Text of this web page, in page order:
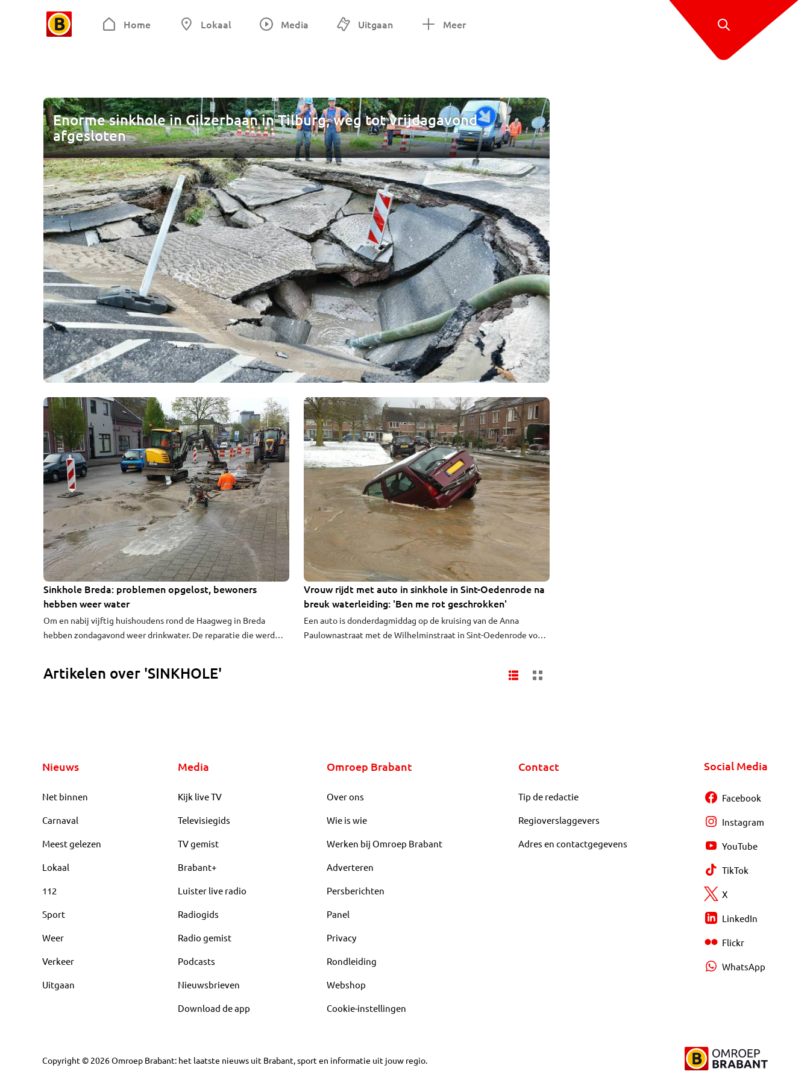
Home Lokaal Media Uitgaan Meer
Enorme sinkhole in Gilzerbaan in Tilburg, weg tot vrijdagavond
afgesloten
Sinkhole Breda: problemen opgelost, bewoners
hebben weer water
Om en nabij vijftig huishoudens rond de Haagweg in Breda
hebben zondagavond weer drinkwater. De reparatie die werd
Vrouw rijdt met auto in sinkhole in Sint-Oedenrode na
breuk waterleiding: 'Ben me rot geschrokken'
Een auto is donderdagmiddag op de kruising van de Anna
Paulownastraat met de Wilhelminstraat in Sint-Oedenrode voor
een meter diep. De bestuurster van de auto raakte niet gewond,
1:18
Artikelen over 'SINKHOLE'
Nieuws
Net binnen
Carnaval
Meest gelezen
Lokaal
112
Sport
Weer
Verkeer
Uitgaan
Media
Kijk live TV
Televisiegids
TV gemist
Brabant+
Luister live radio
Radiogids
Radio gemist
Podcasts
Nieuwsbrieven
Download de app
Omroep Brabant
Over ons
Wie is wie
Werken bij Omroep Brabant
Adverteren
Persberichten
Panel
Privacy
Rondleiding
Webshop
Cookie-instellingen
Contact
Tip de redactie
Regioverslaggevers
Adres en contactgegevens
Social Media
Facebook
Instagram
YouTube
TikTok
X
LinkedIn
Flickr
WhatsApp
Copyright © 2026Omroep Brabant: het laatste nieuws uit Brabant, sport en informatie uit jouw regio.